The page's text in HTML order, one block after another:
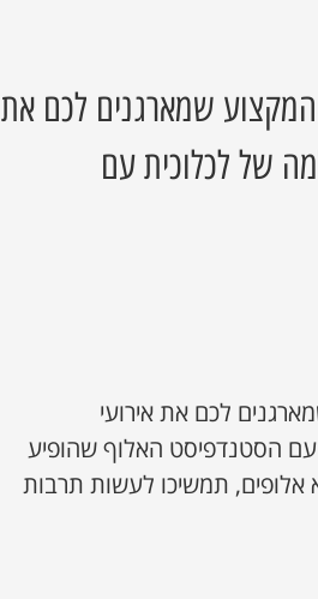
שמארגנים לכם את
של לכלוכית עם
לכם את אירועי
הסטנדפיסט האלוף שהופיע
אלופים, תמשיכו לעשות תרבות